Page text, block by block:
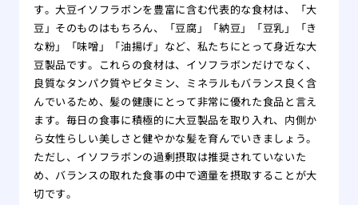
す。大豆イソフラボンを豊富に含む代表的な食材は、「大
豆」そのものはもちろん、「豆腐」「納豆」「豆乳」「き
な粉」「味噌」「油揚げ」など、私たちにとって身近な大
豆製品です。これらの食材は、イソフラボンだけでなく、
良質なタンパク質やビタミン、ミネラルもバランス良く含
んでいるため、髪の健康にとって非常に優れた食品と言え
ます。毎日の食事に積極的に大豆製品を取り入れ、内側か
ら女性らしい美しさと健やかな髪を育んでいきましょう。
ただし、イソフラボンの過剰摂取は推奨されていないた
め、バランスの取れた食事の中で適量を摂取することが大
切です。